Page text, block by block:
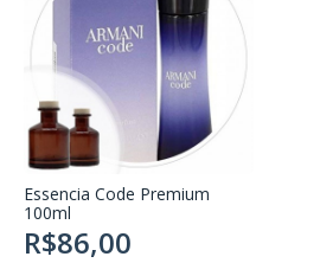
Essencia Code Premium
100ml
R$86,00